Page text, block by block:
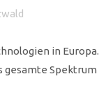
in Europa.
gesamte Spektrum